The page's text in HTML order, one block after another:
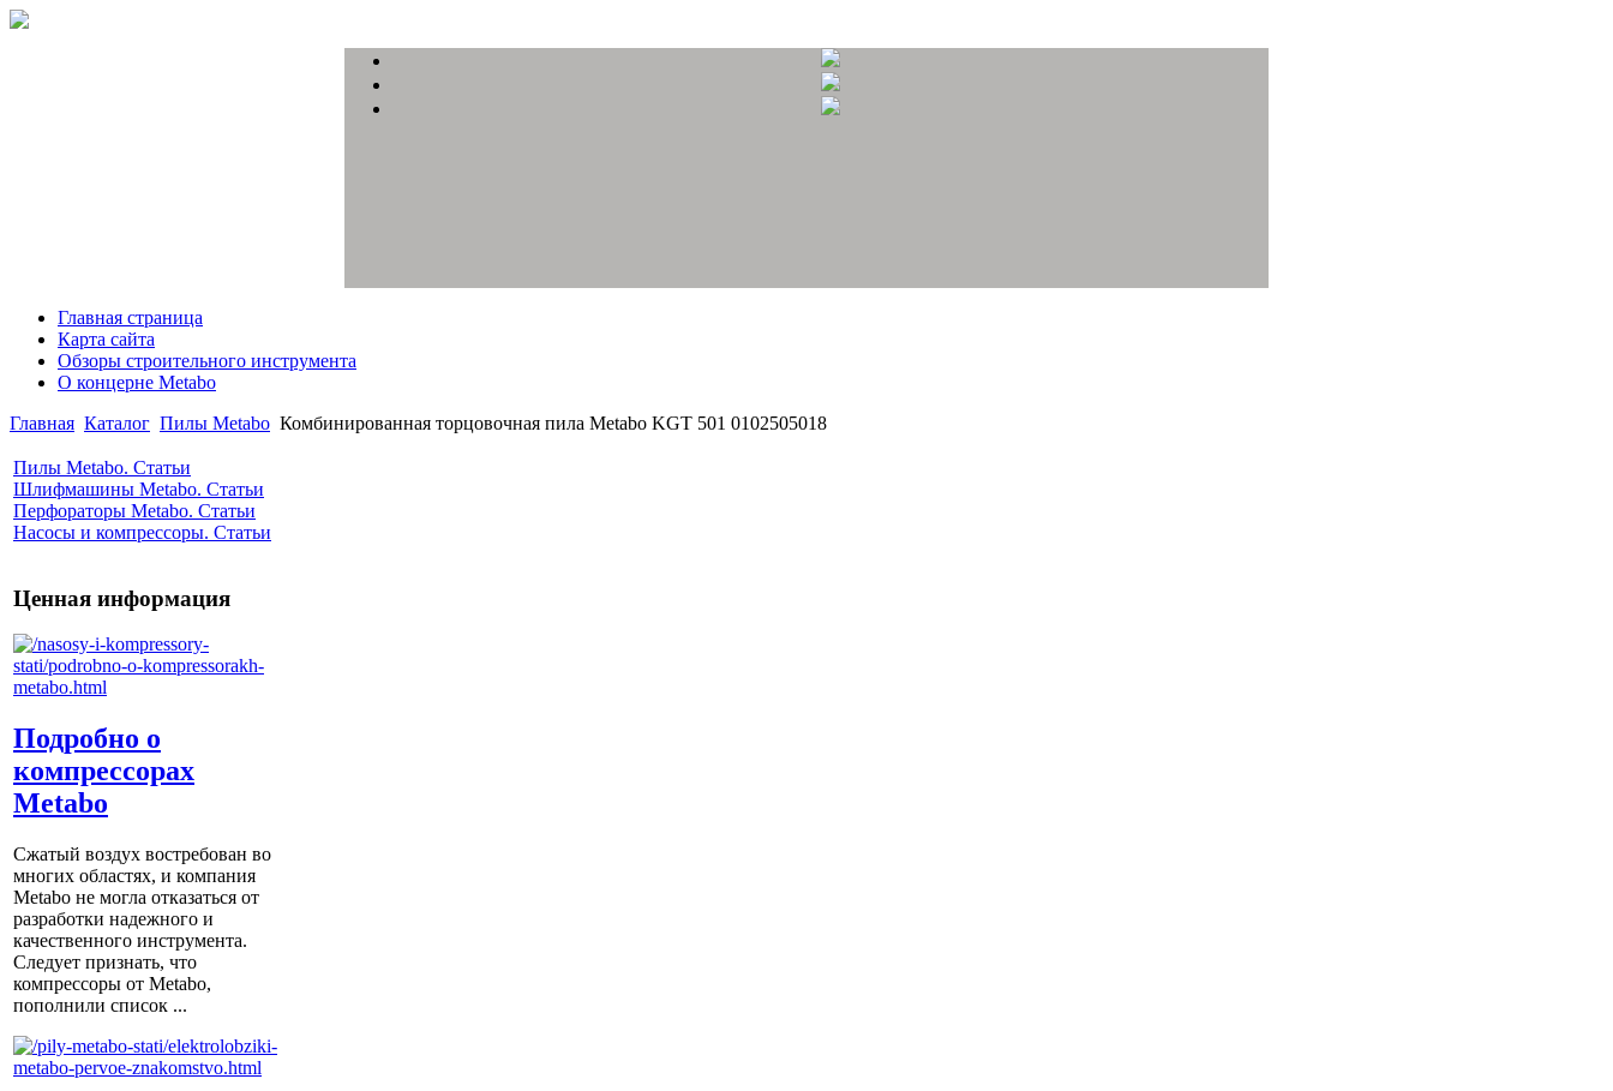
Главная страница
Карта сайта
Обзоры строительного инструмента
О концерне Metabo
Главная Каталог Пилы Metabo Комбинированная торцовочная пила Metabo KGT 501 0102505018
Пилы Metabo. Статьи
Шлифмашины Metabo. Статьи
Перфораторы Metabo. Статьи
Насосы и компрессоры. Статьи
Ценная информация
Подробно о
компрессорах
Metabo
Сжатый воздух востребован во
многих областях, и компания
Metabo не могла отказаться от
разработки надежного и
качественного инструмента.
Следует признать, что
компрессоры от Metabо,
пополнили список ...